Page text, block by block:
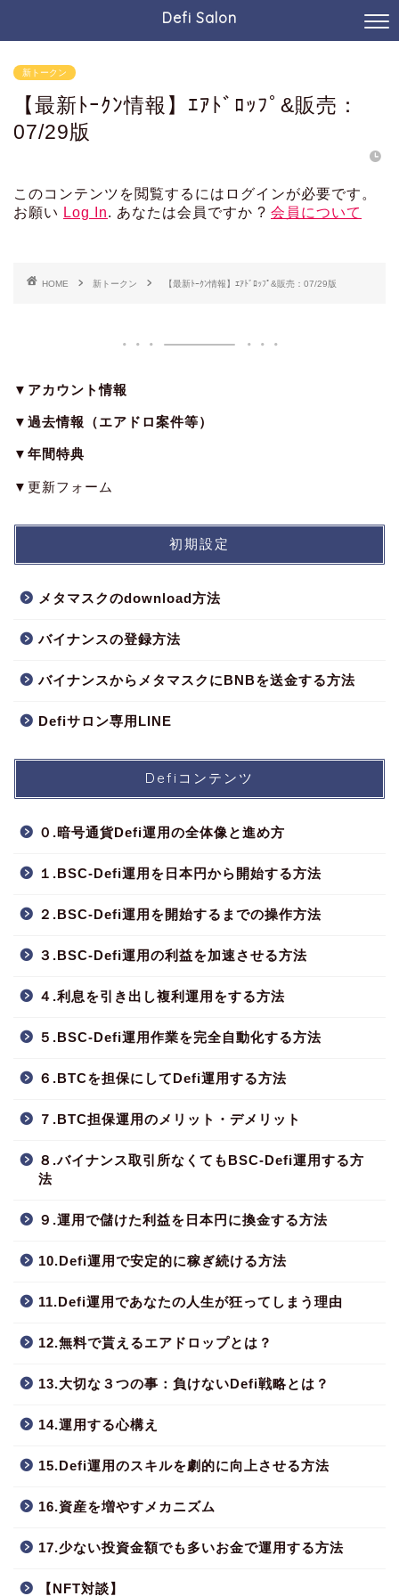
Defi Salon
新トークン
【最新ﾄｰｸﾝ情報】ｴｱﾄﾞﾛｯﾌﾟ&販売：
07/29版
このコンテンツを閲覧するにはログインが必要です。
お願い Log In. あなたは会員ですか ? 会員について
HOME 新トークン 【最新ﾄｰｸﾝ情報】ｴｱﾄﾞﾛｯﾌﾟ&販売：07/29版
▼アカウント情報
▼過去情報（エアドロ案件等）
▼年間特典
▼更新フォーム
初期設定
メタマスクのdownload方法
バイナンスの登録方法
バイナンスからメタマスクにBNBを送金する方法
Defiサロン専用LINE
Defiコンテンツ
０.暗号通貨Defi運用の全体像と進め方
１.BSC-Defi運用を日本円から開始する方法
２.BSC-Defi運用を開始するまでの操作方法
３.BSC-Defi運用の利益を加速させる方法
４.利息を引き出し複利運用をする方法
５.BSC-Defi運用作業を完全自動化する方法
６.BTCを担保にしてDefi運用する方法
７.BTC担保運用のメリット・デメリット
８.バイナンス取引所なくてもBSC-Defi運用する方
法
９.運用で儲けた利益を日本円に換金する方法
10.Defi運用で安定的に稼ぎ続ける方法
11.Defi運用であなたの人生が狂ってしまう理由
12.無料で貰えるエアドロップとは？
13.大切な３つの事：負けないDefi戦略とは？
14.運用する心構え
15.Defi運用のスキルを劇的に向上させる方法
16.資産を増やすメカニズム
17.少ない投資金額でも多いお金で運用する方法
【NFT対談】